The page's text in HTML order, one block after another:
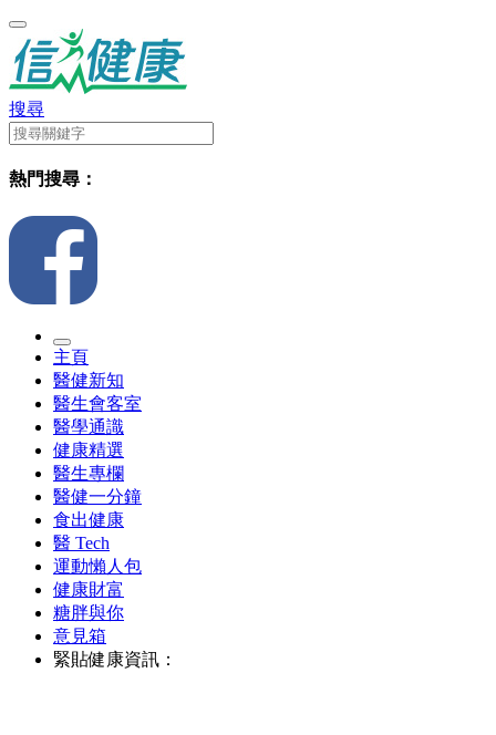
搜尋
熱門搜尋：
主頁
醫健新知
醫生會客室
醫學通識
健康精選
醫生專欄
醫健一分鐘
食出健康
醫 Tech
運動懶人包
健康財富
糖胖與你
意見箱
緊貼健康資訊：